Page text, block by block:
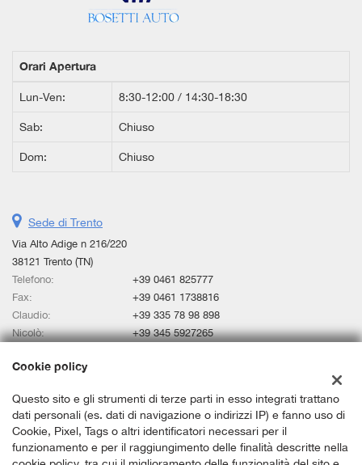
Orari Apertura
Lun-Ven: 8:30-12:00 / 14:30-18:30
Sab: Chiuso
Dom: Chiuso
Sede di Trento
Via Alto Adige n 216/220
38121 Trento (TN)
Telefono:
+39 0461 825777
Fax:
+39 0461 1738816
Claudio:
+39 335 78 98 898
Nicolò:
+39 345 5927265
Indicazioni stradali
Dati fiscali:
KM Srl Bosetti auto store
Via Alto Adige n 216/220 38121 Trento (TN)
Cookie policy
Questo sito e gli strumenti di terze parti in esso integrati trattano
dati personali (es. dati di navigazione o indirizzi IP) e fanno uso di
Cookie, Pixel, Tags o altri identificatori necessari per il
funzionamento e per il raggiungimento delle finalità descritte nella